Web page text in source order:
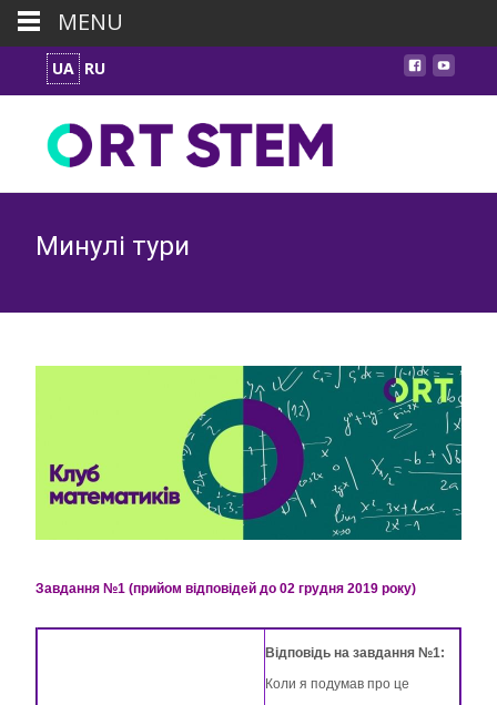
UA RU
Минулі тури
Завдання №1 (прийом відповідей до 02 грудня 2019 року)
Відповідь на завдання №1:
Коли я подумав про це
MENU